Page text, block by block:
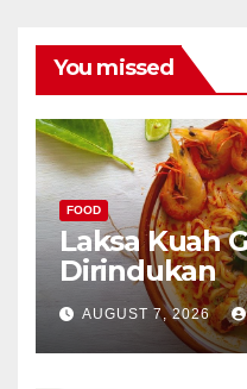
You missed
FOOD
Laksa Kuah
Dirindukan
AUGUST 7, 2026